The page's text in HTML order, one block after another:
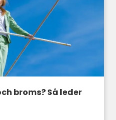
broms? Så leder